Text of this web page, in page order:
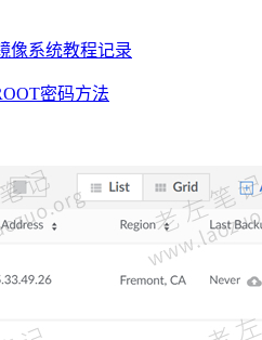
像系统教程记录
密码方法